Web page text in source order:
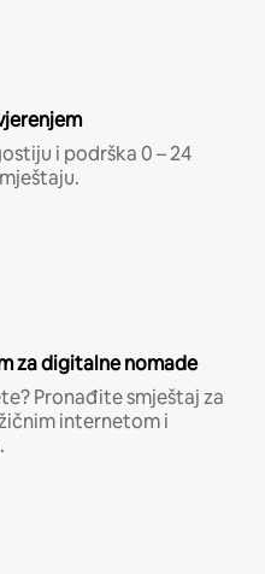
i podrška 0 – 24
za digitalne nomade
Pronađite smještaj za
internetom i